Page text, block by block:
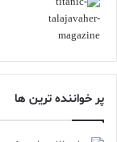
پر خواننده ترین ها